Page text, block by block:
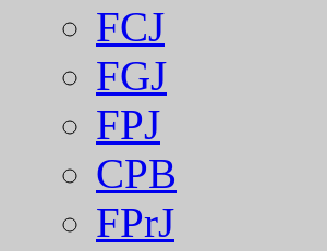
FCJ
FGJ
FPJ
CPB
FPrJ